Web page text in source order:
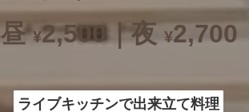
昼¥2,500｜夜¥2,700
ライブキッチンで出来立て料理